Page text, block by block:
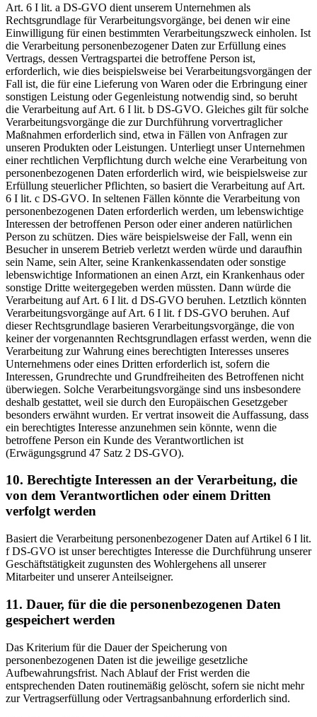
Art. 6 I lit. a DS-GVO dient unserem Unternehmen als
Rechtsgrundlage für Verarbeitungsvorgänge, bei denen wir eine
Einwilligung für einen bestimmten Verarbeitungszweck einholen. Ist
die Verarbeitung personenbezogener Daten zur Erfüllung eines
Vertrags, dessen Vertragspartei die betroffene Person ist,
erforderlich, wie dies beispielsweise bei Verarbeitungsvorgängen der
Fall ist, die für eine Lieferung von Waren oder die Erbringung einer
sonstigen Leistung oder Gegenleistung notwendig sind, so beruht
die Verarbeitung auf Art. 6 I lit. b DS-GVO. Gleiches gilt für solche
Verarbeitungsvorgänge die zur Durchführung vorvertraglicher
Maßnahmen erforderlich sind, etwa in Fällen von Anfragen zur
unseren Produkten oder Leistungen. Unterliegt unser Unternehmen
einer rechtlichen Verpflichtung durch welche eine Verarbeitung von
personenbezogenen Daten erforderlich wird, wie beispielsweise zur
Erfüllung steuerlicher Pflichten, so basiert die Verarbeitung auf Art.
6 I lit. c DS-GVO. In seltenen Fällen könnte die Verarbeitung von
personenbezogenen Daten erforderlich werden, um lebenswichtige
Interessen der betroffenen Person oder einer anderen natürlichen
Person zu schützen. Dies wäre beispielsweise der Fall, wenn ein
Besucher in unserem Betrieb verletzt werden würde und daraufhin
sein Name, sein Alter, seine Krankenkassendaten oder sonstige
lebenswichtige Informationen an einen Arzt, ein Krankenhaus oder
sonstige Dritte weitergegeben werden müssten. Dann würde die
Verarbeitung auf Art. 6 I lit. d DS-GVO beruhen. Letztlich könnten
Verarbeitungsvorgänge auf Art. 6 I lit. f DS-GVO beruhen. Auf
dieser Rechtsgrundlage basieren Verarbeitungsvorgänge, die von
keiner der vorgenannten Rechtsgrundlagen erfasst werden, wenn die
Verarbeitung zur Wahrung eines berechtigten Interesses unseres
Unternehmens oder eines Dritten erforderlich ist, sofern die
Interessen, Grundrechte und Grundfreiheiten des Betroffenen nicht
überwiegen. Solche Verarbeitungsvorgänge sind uns insbesondere
deshalb gestattet, weil sie durch den Europäischen Gesetzgeber
besonders erwähnt wurden. Er vertrat insoweit die Auffassung, dass
ein berechtigtes Interesse anzunehmen sein könnte, wenn die
betroffene Person ein Kunde des Verantwortlichen ist
(Erwägungsgrund 47 Satz 2 DS-GVO).
10. Berechtigte Interessen an der Verarbeitung, die
von dem Verantwortlichen oder einem Dritten
verfolgt werden
Basiert die Verarbeitung personenbezogener Daten auf Artikel 6 I lit.
f DS-GVO ist unser berechtigtes Interesse die Durchführung unserer
Geschäftstätigkeit zugunsten des Wohlergehens all unserer
Mitarbeiter und unserer Anteilseigner.
11. Dauer, für die die personenbezogenen Daten
gespeichert werden
Das Kriterium für die Dauer der Speicherung von
personenbezogenen Daten ist die jeweilige gesetzliche
Aufbewahrungsfrist. Nach Ablauf der Frist werden die
entsprechenden Daten routinemäßig gelöscht, sofern sie nicht mehr
zur Vertragserfüllung oder Vertragsanbahnung erforderlich sind.